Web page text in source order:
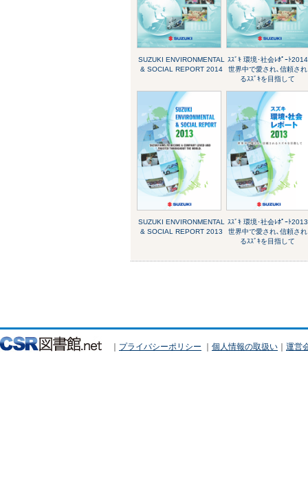
SUZUKI ENVIRONMENTAL
& SOCIAL REPORT 2014
ｽｽﾞｷ 環境･社会ﾚﾎﾟｰﾄ2014
世界中で愛され､信頼され
るｽｽﾞｷを目指して
SUZUKI ENVIRONMENTAL
& SOCIAL REPORT 2013
ｽｽﾞｷ 環境･社会ﾚﾎﾟｰﾄ2013
世界中で愛され､信頼され
るｽｽﾞｷを目指して
｜ プライバシーポリシー ｜ 個人情報の取扱い ｜ 運営